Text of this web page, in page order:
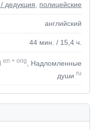
дедукция полицейские
английский
44 мин. / 15,4 ч.
en + orig
, Надломленные
души ru